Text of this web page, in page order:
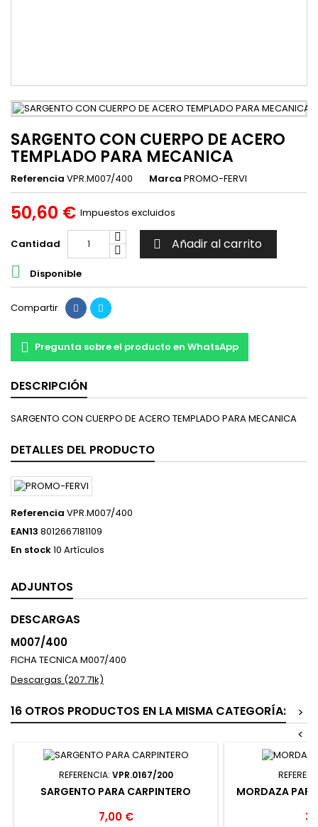
SARGENTO CON CUERPO DE ACERO
TEMPLADO PARA MECANICA
Referencia VPR.M007/400 Marca PROMO-FERVI
50,60 € Impuestos excluidos
Cantidad  Añadir al carrito
 Disponible
Compartir
Pregunta sobre el producto en WhatsApp
DESCRIPCIÓN
SARGENTO CON CUERPO DE ACERO TEMPLADO PARA MECANICA
DETALLES DEL PRODUCTO
Referencia VPR.M007/400
EAN13 8012667181109
En stock10 Artículos
ADJUNTOS
DESCARGAS
M007/400
FICHA TECNICA M007/400
Descargas (207.71k)
16 OTROS PRODUCTOS EN LA MISMA CATEGORÍA:
>
<
REFERENCIA: VPR.0167/200
SARGENTO PARA CARPINTERO
7,00 €
MORDAZA